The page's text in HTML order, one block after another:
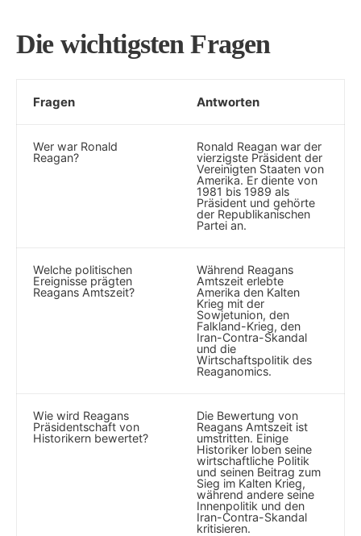
Die wichtigsten Fragen
Fragen Antworten
Wer ⁢war Ronald
Reagan?
Ronald Reagan ⁢war der
vierzigste Präsident der
Vereinigten Staaten von
Amerika. Er diente von
1981 bis 1989 als
Präsident und gehörte
der Republikanischen
Partei an.
Welche politischen
Ereignisse prägten
Reagans Amtszeit?
Während Reagans‌
Amtszeit erlebte
Amerika den Kalten
Krieg mit der
Sowjetunion,​ den
Falkland-Krieg, den ​
Iran-Contra-Skandal
⁤und die
Wirtschaftspolitik des
Reaganomics.
Wie wird Reagans⁤
Präsidentschaft⁢ von
Historikern bewertet?
Die Bewertung​ von
⁤Reagans Amtszeit ist
⁤umstritten. Einige⁤
Historiker loben seine
wirtschaftliche Politik
und ⁢seinen Beitrag zum
Sieg im Kalten Krieg,
während andere seine
Innenpolitik und den
Iran-Contra-Skandal⁢
kritisieren.